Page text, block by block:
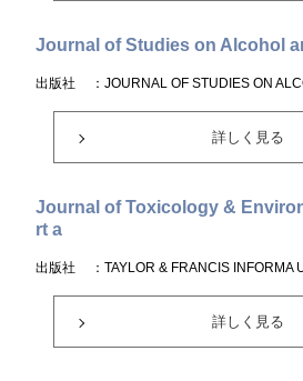
Journal of Studies on Alcohol
出版社 ：JOURNAL OF STUDIES ON
詳しく見る
Journal of Toxicology &
rt a
出版社 ：TAYLOR & FRANCIS INFORMA
詳しく見る